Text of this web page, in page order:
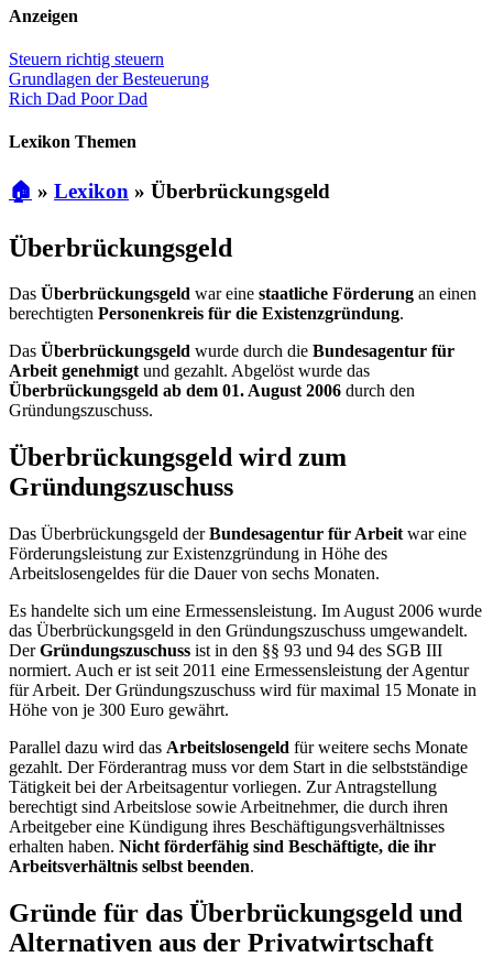
Anzeigen
Steuern richtig steuern
Grundlagen der Besteuerung
Rich Dad Poor Dad
Lexikon Themen
🏠 » Lexikon » Überbrückungsgeld
Überbrückungsgeld
Das Überbrückungsgeld war eine staatliche Förderung an einen
berechtigten Personenkreis für die Existenzgründung.
Das Überbrückungsgeld wurde durch die Bundesagentur für
Arbeit genehmigtund gezahlt. Abgelöst wurde das
Überbrückungsgeld ab dem 01. August 2006 durch den
Gründungszuschuss.
Überbrückungsgeld wird zum
Gründungszuschuss
Das Überbrückungsgeld derBundesagentur für Arbeit war eine
Förderungsleistung zur Existenzgründung in Höhe des
Arbeitslosengeldes für die Dauer von sechs Monaten.
Es handelte sich um eine Ermessensleistung. Im August 2006 wurde
das Überbrückungsgeld in den Gründungszuschuss umgewandelt.
DerGründungszuschuss ist in den §§ 93 und 94 des SGB III
normiert. Auch er ist seit 2011 eine Ermessensleistung der Agentur
für Arbeit. Der Gründungszuschuss wird für maximal 15 Monate in
Höhe von je 300 Euro gewährt.
Parallel dazu wird das Arbeitslosengeld für weitere sechs Monate
gezahlt. Der Förderantrag muss vor dem Start in die selbstständige
Tätigkeit bei der Arbeitsagentur vorliegen. Zur Antragstellung
berechtigt sind Arbeitslose sowie Arbeitnehmer, die durch ihren
Arbeitgeber eine Kündigung ihres Beschäftigungsverhältnisses
erhalten haben. Nicht förderfähig sind Beschäftigte, die ihr
Arbeitsverhältnis selbst beenden.
Gründe für das Überbrückungsgeld und
Alternativen aus der Privatwirtschaft